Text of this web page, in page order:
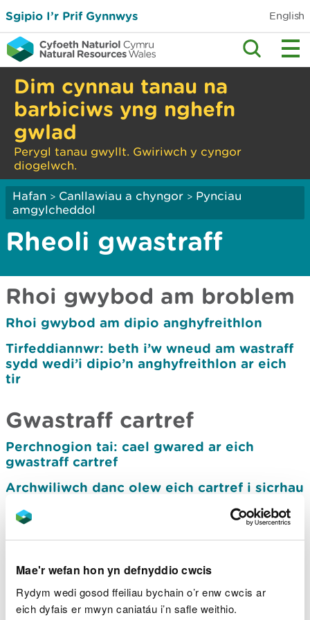
Mae'r wefan hon yn defnyddio cwcis
Rydym wedi gosod ffeiliau bychain o’r enw cwcis ar
eich dyfais er mwyn caniatáu i’n safle weithio.
Sgipio I’r Prif Gynnwys English
Dim cynnau tanau na
barbiciws yng nghefn
gwlad
Perygl tanau gwyllt. Gwiriwch y cyngor
diogelwch.
Hafan > Canllawiau a chyngor > Pynciau
amgylcheddol
Rheoli gwastraff
Rhoi gwybod am broblem
Rhoi gwybod am dipio anghyfreithlon
Tirfeddiannwr: beth i’w wneud am wastraff
sydd wedi’i dipio’n anghyfreithlon ar eich
tir
Gwastraff cartref
Perchnogion tai: cael gwared ar eich
gwastraff cartref
Archwiliwch danc olew eich cartref i sicrhau
Gwastraff busnes
Dyletswydd gofal gwastraff
Sut i ddosbarthu ac asesu eich gwastraff